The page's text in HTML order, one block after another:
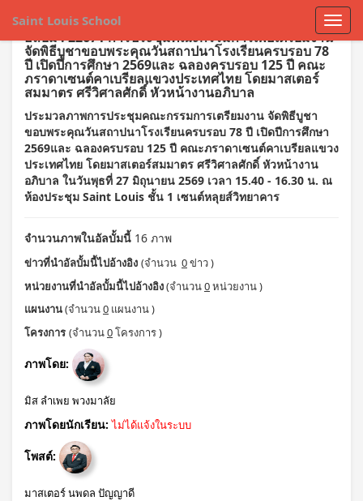
Saint Louis School
อัลบั้ม : 22671 การประชุมคณะกรรมการเพื่อเตรียมงาน
จัดพิธีบูชาขอบพระคุณวันสถาปนาโรงเรียนครบรอบ 78
ปี เปิดปีการศึกษา 2569และ ฉลองครบรอบ 125 ปี คณะ
ภราดาเซนต์คาเบรียลแขวงประเทศไทย โดยมาสเตอร์
สมมาตร ศรีวิศาลศักดิ์ หัวหน้างานอภิบาล
ประมวลภาพการประชุมคณะกรรมการเตรียมงาน จัดพิธีบูชา
ขอบพระคุณวันสถาปนาโรงเรียนครบรอบ 78 ปี เปิดปีการศึกษา
2569และ ฉลองครบรอบ 125 ปี คณะภราดาเซนต์คาเบรียลแขวง
ประเทศไทย โดยมาสเตอร์สมมาตร ศรีวิศาลศักดิ์ หัวหน้างาน
อภิบาล ในวันพุธที่ 27 มิถุนายน 2569 เวลา 15.40 - 16.30 น. ณ
ห้องประชุม Saint Louis ชั้น 1 เซนต์หลุยส์วิทยาคาร
จำนวนภาพในอัลบั้มนี้ 16 ภาพ
ข่าวที่นำอัลบั้มนี้ไปอ้างอิง (จำนวน 0ข่าว )
หน่วยงานที่นำอัลบั้มนี้ไปอ้างอิง(จำนวน0หน่วยงาน )
แผนงาน(จำนวน0 แผนงาน )
โครงการ (จำนวน0โครงการ )
ภาพโดย:
มิส ลำเพย พวงมาลัย
ภาพโดยนักเรียน: ไม่ได้แจ้งในระบบ
โพสต์:
มาสเตอร์ นพดล ปัญญาดี